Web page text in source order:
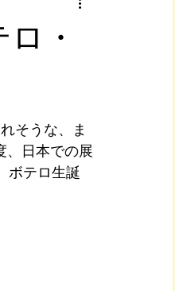
ボレーション
・
そうな、ま
、日本での展
ボテロ生誕